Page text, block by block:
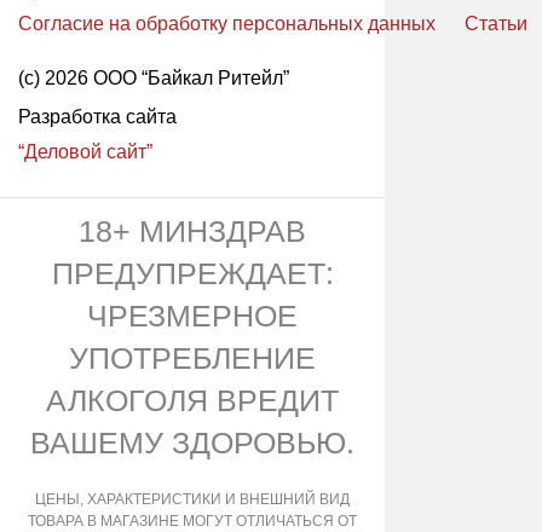
Согласие на обработку персональных данных
Статьи
(с) 2026 ООО “Байкал Ритейл”
Разработка сайта
“Деловой сайт”
18+ МИНЗДРАВ
ПРЕДУПРЕЖДАЕТ:
ЧРЕЗМЕРНОЕ
УПОТРЕБЛЕНИЕ
АЛКОГОЛЯ ВРЕДИТ
ВАШЕМУ ЗДОРОВЬЮ.
ЦЕНЫ, ХАРАКТЕРИСТИКИ И ВНЕШНИЙ ВИД
ТОВАРА В МАГАЗИНЕ МОГУТ ОТЛИЧАТЬСЯ ОТ